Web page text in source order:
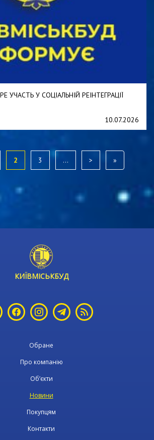
УЧАСТЬ У СОЦІАЛЬНІЙ РЕІНТЕГРАЦІЇ
10.07.2026
2 3 ... > »
КИЇВМІСЬКБУД
Обране
Про компанію
Об’єкти
Новини
Покупцям
Контакти